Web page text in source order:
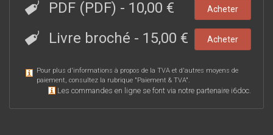
PDF (PDF) - 10,00 € Acheter
Livre broché - 15,00 € Acheter
Pour plus d'informations à propos de la TVA et d'autres moyens de
paiement, consultez la rubrique "Paiement & TVA".
Les commandes en ligne se font via notre partenaire i6doc.